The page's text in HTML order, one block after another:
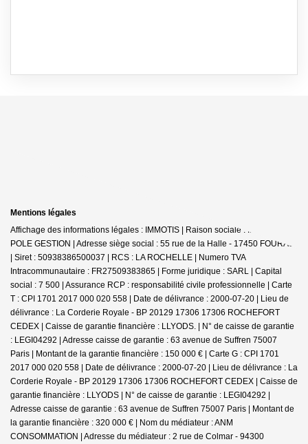
Mentions légales
Affichage des informations légales : IMMOTIS | Raison sociale : IMMOTIS
POLE GESTION | Adresse siège social : 55 rue de la Halle - 17450 FOURAS
| Siret : 50938386500037 | RCS : LA ROCHELLE | Numero TVA
Intracommunautaire : FR27509383865 | Forme juridique : SARL | Capital
social : 7 500 | Assurance RCP : responsabilité civile professionnelle | Carte
T : CPI 1701 2017 000 020 558 | Date de délivrance : 2000-07-20 | Lieu de
délivrance : La Corderie Royale - BP 20129 17306 17306 ROCHEFORT
CEDEX | Caisse de garantie financière : LLYODS. | N° de caisse de garantie
: LEGI04292 | Adresse caisse de garantie : 63 avenue de Suffren 75007
Paris | Montant de la garantie financière : 150 000 € | Carte G : CPI 1701
2017 000 020 558 | Date de délivrance : 2000-07-20 | Lieu de délivrance : La
Corderie Royale - BP 20129 17306 17306 ROCHEFORT CEDEX | Caisse de
garantie financière : LLYODS | N° de caisse de garantie : LEGI04292 |
Adresse caisse de garantie : 63 avenue de Suffren 75007 Paris | Montant de
la garantie financière : 320 000 € | Nom du médiateur : ANM
CONSOMMATION | Adresse du médiateur : 2 rue de Colmar - 94300